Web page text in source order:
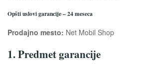
Opšti uslovi garancije – 24 meseca
Prodajno mesto: Net Mobil Shop
1. Predmet garancije